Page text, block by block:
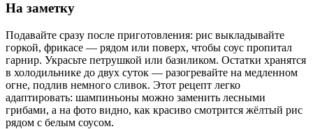
На заметку
Подавайте сразу после приготовления: рис выкладывайте
горкой, фрикасе — рядом или поверх, чтобы соус пропитал
гарнир. Украсьте петрушкой или базиликом. Остатки хранятся
в холодильнике до двух суток — разогревайте на медленном
огне, подлив немного сливок. Этот рецепт легко
адаптировать: шампиньоны можно заменить лесными
грибами, а на фото видно, как красиво смотрится жёлтый рис
рядом с белым соусом.